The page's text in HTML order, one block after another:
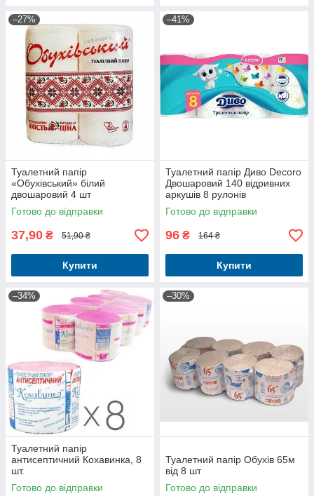
–27%
Туалетний папір
«Обухівський» білий
двошаровий 4 шт
Готово до відправки
37,90 ₴ 51,90 ₴
Купити
–41%
Туалетний папір Диво Decoro
Двошаровий 140 відривних
аркушів 8 рулонів
Готово до відправки
96 ₴ 164 ₴
Купити
–34%
Туалетний папір
антисептичний Кохавинка, 8
шт.
Готово до відправки
–30%
Туалетний папір Обухів 65м
від 8 шт
Готово до відправки